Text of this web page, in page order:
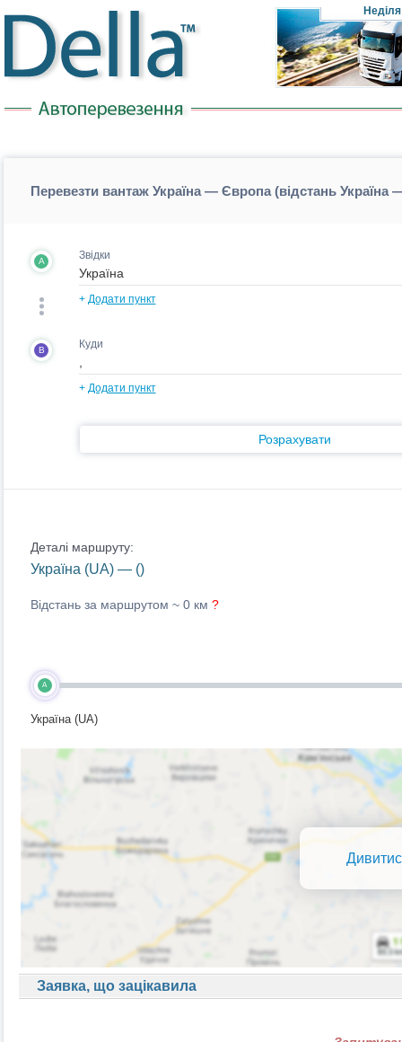
Неділя
Перевезти вантаж Україна — Європа (відстань Україна
A Звідки
+ Додати пункт
B Куди
+ Додати пункт
Розрахувати
Деталі маршруту:
Україна (UA) — ()
Відстань за маршрутом ~ 0 км ?
A
Україна (UA)
Заявка, що зацікавила